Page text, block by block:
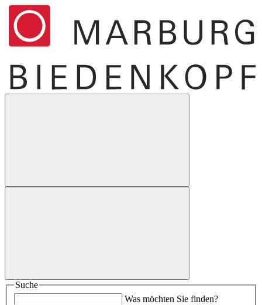
Suche
Was möchten Sie finden?